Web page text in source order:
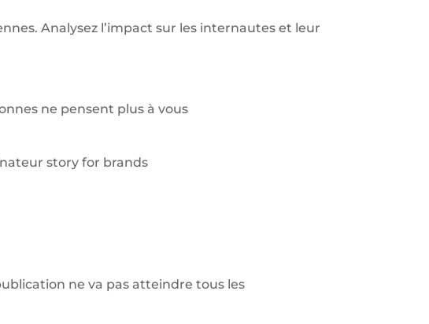
Analysez l’impact sur les internautes et leur
ne pensent plus à vous
ne va pas atteindre tous les